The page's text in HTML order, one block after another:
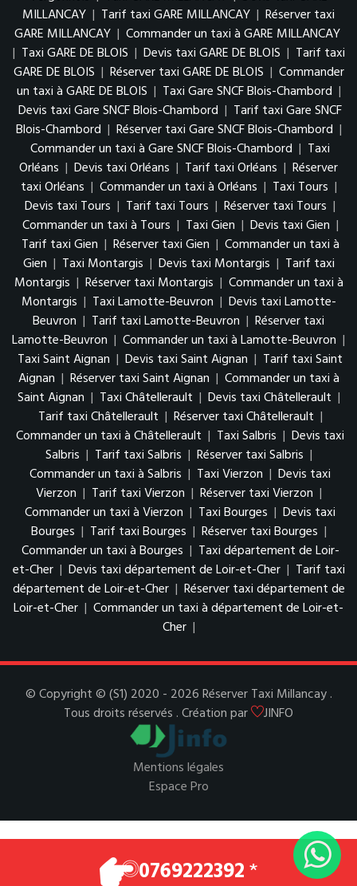
MILLANCAY | Tarif taxi GARE MILLANCAY | Réserver taxi
GARE MILLANCAY | Commander un taxi à GARE MILLANCAY
| Taxi GARE DE BLOIS | Devis taxi GARE DE BLOIS | Tarif taxi
GARE DE BLOIS | Réserver taxi GARE DE BLOIS | Commander
un taxi à GARE DE BLOIS | Taxi Gare SNCF Blois-Chambord |
Devis taxi Gare SNCF Blois-Chambord | Tarif taxi Gare SNCF
Blois-Chambord | Réserver taxi Gare SNCF Blois-Chambord |
Commander un taxi à Gare SNCF Blois-Chambord | Taxi
Orléans | Devis taxi Orléans | Tarif taxi Orléans | Réserver
taxi Orléans | Commander un taxi à Orléans | Taxi Tours |
Devis taxi Tours | Tarif taxi Tours | Réserver taxi Tours |
Commander un taxi à Tours | Taxi Gien | Devis taxi Gien |
Tarif taxi Gien | Réserver taxi Gien | Commander un taxi à
Gien | Taxi Montargis | Devis taxi Montargis | Tarif taxi
Montargis | Réserver taxi Montargis | Commander un taxi à
Montargis | Taxi Lamotte-Beuvron | Devis taxi Lamotte-
Beuvron | Tarif taxi Lamotte-Beuvron | Réserver taxi
Lamotte-Beuvron | Commander un taxi à Lamotte-Beuvron |
Taxi Saint Aignan | Devis taxi Saint Aignan | Tarif taxi Saint
Aignan | Réserver taxi Saint Aignan | Commander un taxi à
Saint Aignan | Taxi Châtellerault | Devis taxi Châtellerault |
Tarif taxi Châtellerault | Réserver taxi Châtellerault |
Commander un taxi à Châtellerault | Taxi Salbris | Devis taxi
Salbris | Tarif taxi Salbris | Réserver taxi Salbris |
Commander un taxi à Salbris | Taxi Vierzon | Devis taxi
Vierzon | Tarif taxi Vierzon | Réserver taxi Vierzon |
Commander un taxi à Vierzon | Taxi Bourges | Devis taxi
Bourges | Tarif taxi Bourges | Réserver taxi Bourges |
Commander un taxi à Bourges | Taxi département de Loir-
et-Cher | Devis taxi département de Loir-et-Cher | Tarif taxi
département de Loir-et-Cher | Réserver taxi département de
Loir-et-Cher | Commander un taxi à département de Loir-et-
Cher |
© Copyright © (S1) 2020 - 2026 Réserver Taxi Millancay .
Tous droits réservés . Création par
JINFO
Mentions légales
Espace Pro
0769222392*